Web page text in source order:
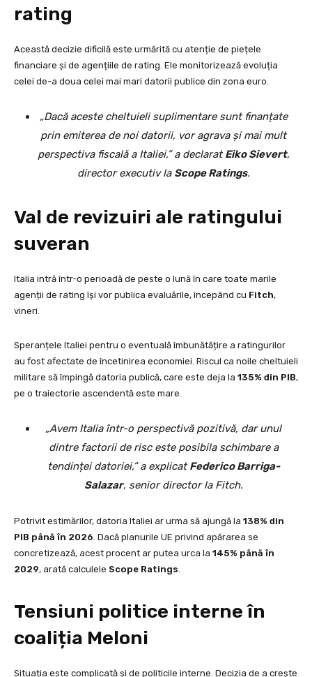
rating
Această decizie dificilă este urmărită cu atenție de piețele
financiare și de agențiile de rating. Ele monitorizează evoluția
celei de-a doua celei mai mari datorii publice din zona euro.
„Dacă aceste cheltuieli suplimentare sunt finanțate
prin emiterea de noi datorii, vor agrava și mai mult
perspectiva fiscală a Italiei,” a declaratEiko Sievert,
director executiv la Scope Ratings.
Val de revizuiri ale ratingului
suveran
Italia intră într-o perioadă de peste o lună în care toate marile
agenții de rating își vor publica evaluările, începând cu Fitch,
vineri.
Speranțele Italiei pentru o eventuală îmbunătățire a ratingurilor
au fost afectate de încetinirea economiei. Riscul ca noile cheltuieli
militare să împingă datoria publică, care este deja la 135% din PIB,
pe o traiectorie ascendentă este mare.
„Avem Italia într-o perspectivă pozitivă, dar unul
dintre factorii de risc este posibila schimbare a
tendinței datoriei,” a explicatFederico Barriga-
Salazar, senior director la Fitch.
Potrivit estimărilor, datoria Italiei ar urma să ajungă la 138% din
PIB până în 2026. Dacă planurile UE privind apărarea se
concretizează, acest procent ar putea urca la 145% până în
2029, arată calculele Scope Ratings.
Tensiuni politice interne în
coaliția Meloni
Situația este complicată și de politicile interne. Decizia de a crește